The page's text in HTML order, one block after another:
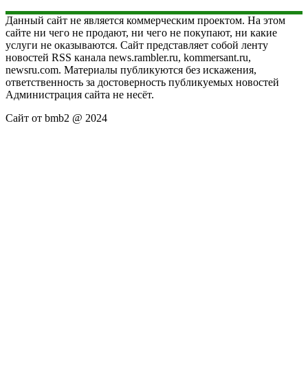
Данный сайт не является коммерческим проектом. На этом
сайте ни чего не продают, ни чего не покупают, ни какие
услуги не оказываются. Сайт представляет собой ленту
новостей RSS канала news.rambler.ru, kommersant.ru,
newsru.com. Материалы публикуются без искажения,
ответственность за достоверность публикуемых новостей
Администрация сайта не несёт.
Сайт от bmb2 @ 2024